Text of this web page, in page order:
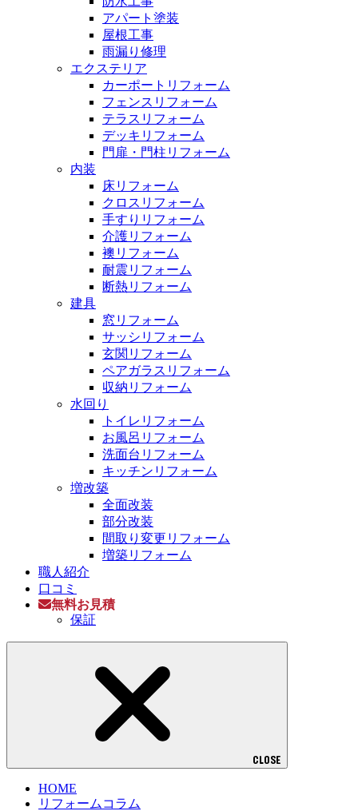
アパート塗装
屋根工事
雨漏り修理
エクステリア
カーポートリフォーム
フェンスリフォーム
テラスリフォーム
デッキリフォーム
門扉・門柱リフォーム
内装
床リフォーム
クロスリフォーム
手すりリフォーム
介護リフォーム
襖リフォーム
耐震リフォーム
断熱リフォーム
建具
窓リフォーム
サッシリフォーム
玄関リフォーム
ペアガラスリフォーム
収納リフォーム
水回り
トイレリフォーム
お風呂リフォーム
洗面台リフォーム
キッチンリフォーム
増改築
全面改装
部分改装
間取り変更リフォーム
増築リフォーム
職人紹介
口コミ
無料お見積
保証
CLOSE
HOME
リフォームコラム